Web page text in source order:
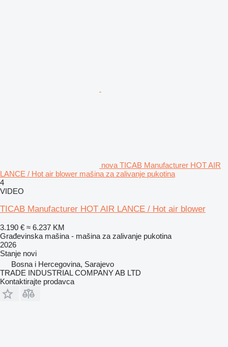
nova TICAB Manufacturer HOT AIR
LANCE / Hot air blower mašina za zalivanje pukotina
4
VIDEO
TICAB Manufacturer HOT AIR LANCE / Hot air blower
3.190 € ≈ 6.237 KM
Građevinska mašina - mašina za zalivanje pukotina
2026
Stanje novi
Bosna i Hercegovina, Sarajevo
TRADE INDUSTRIAL COMPANY AB LTD
Kontaktirajte prodavca